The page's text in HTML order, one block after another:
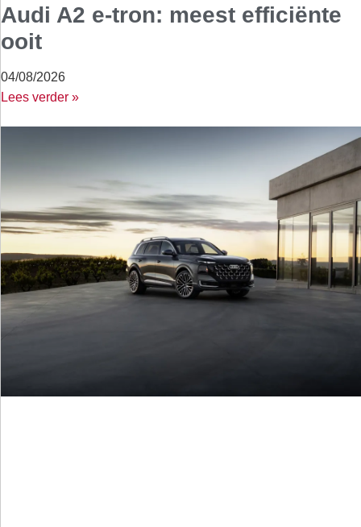
Audi A2 e-tron: meest efficiënte
ooit
04/08/2026
Lees verder »